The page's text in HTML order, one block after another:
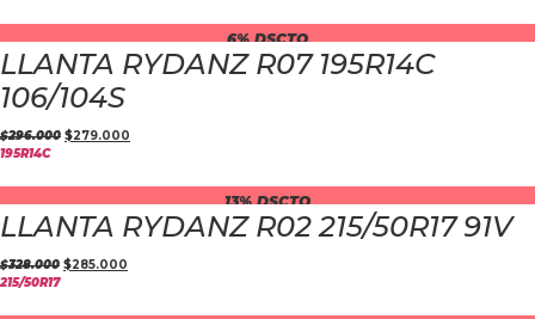
6% DSCTO
LLANTA RYDANZ R07 195R14C
106/104S
$296.000 $279.000
195R14C
13% DSCTO
LLANTA RYDANZ R02 215/50R17 91V
$328.000 $285.000
215/50R17